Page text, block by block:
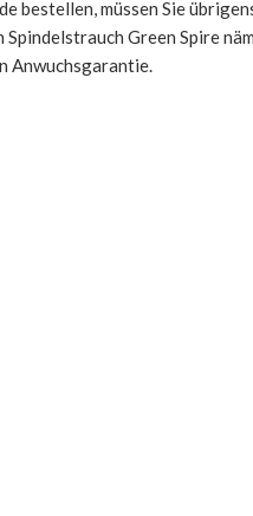
bestellen, müssen Sie
Green Spire
Anwuchsgarantie.